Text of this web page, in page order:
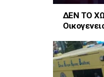
ΔΕΝ ΤΟ